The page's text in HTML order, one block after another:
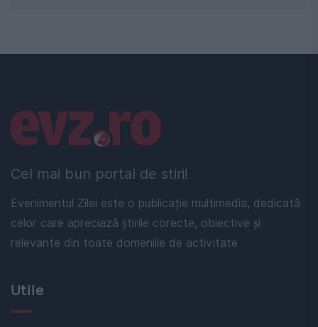
Cel mai bun portal de stiri!
Evenimentul Zilei este o publicație multimedia, dedicată
celor care apreciază știrile corecte, obiective și
relevante din toate domeniile de activitate
Linkuri utile
Utile